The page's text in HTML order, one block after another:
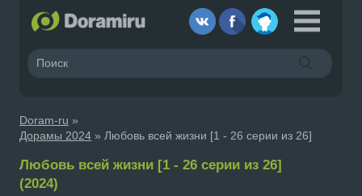
Doram-ru »
Дорамы 2024 » Любовь всей жизни [1 - 26 серии из 26]
Любовь всей жизни [1 - 26 серии из 26]
(2024)